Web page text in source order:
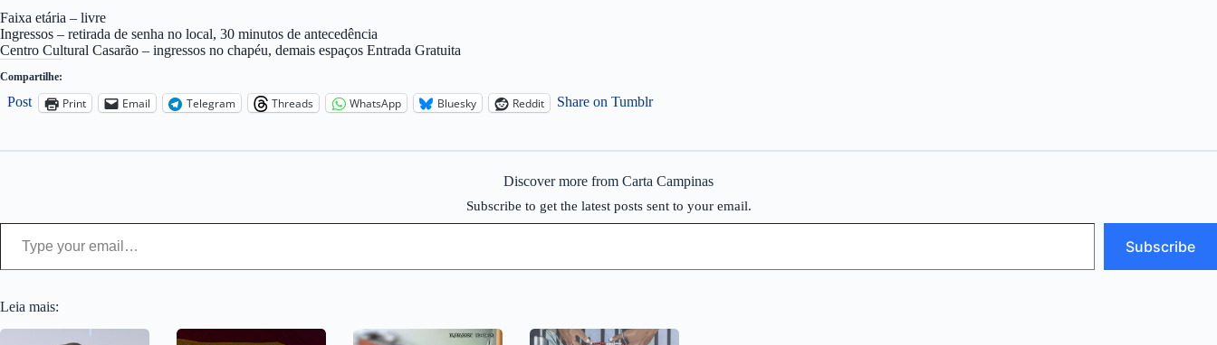
Faixa etária – livre
Ingressos – retirada de senha no local, 30 minutos de antecedência
Centro Cultural Casarão – ingressos no chapéu, demais espaços Entrada Gratuita
Compartilhe:
Post Print Email Telegram Threads WhatsApp Bluesky Reddit Share on Tumblr
Discover more from Carta Campinas
Subscribe to get the latest posts sent to your email.
Type your email…
Subscribe
Leia mais: